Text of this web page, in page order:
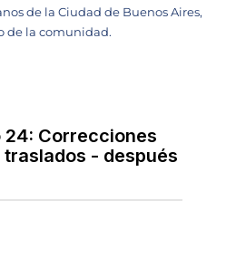
de la Ciudad de Buenos Aires,
de la comunidad.
24: Correcciones
- después